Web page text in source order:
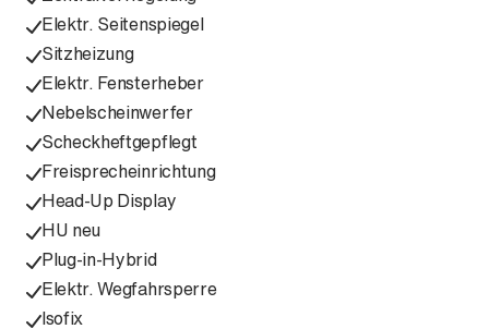
Elektr. Seitenspiegel
Sitzheizung
Elektr. Fensterheber
Nebelscheinwerfer
Scheckheftgepflegt
Freisprecheinrichtung
Head-Up Display
HU neu
Plug-in-Hybrid
Elektr. Wegfahrsperre
Isofix